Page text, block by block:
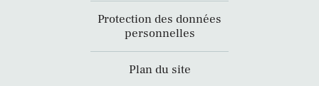
Protection des données
personnelles
Plan du site